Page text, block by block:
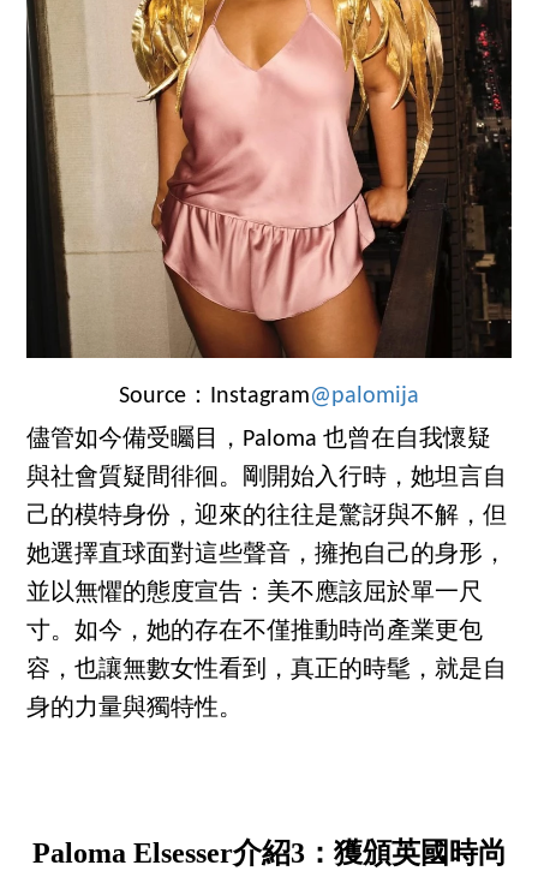
Source：Instagram@palomija
儘管如今備受矚目，Paloma 也曾在自我懷疑
與社會質疑間徘徊。剛開始入行時，她坦言自
己的模特身份，迎來的往往是驚訝與不解，但
她選擇直球面對這些聲音，擁抱自己的身形，
並以無懼的態度宣告：美不應該屈於單一尺
寸。如今，她的存在不僅推動時尚產業更包
容，也讓無數女性看到，真正的時髦，就是自
身的力量與獨特性。
Paloma Elsesser介紹3：獲頒英國時尚